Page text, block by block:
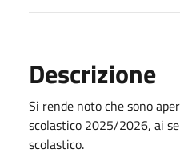
Descrizione
Si rende noto che sono
scolastico 2025/2026, ai
scolastico.